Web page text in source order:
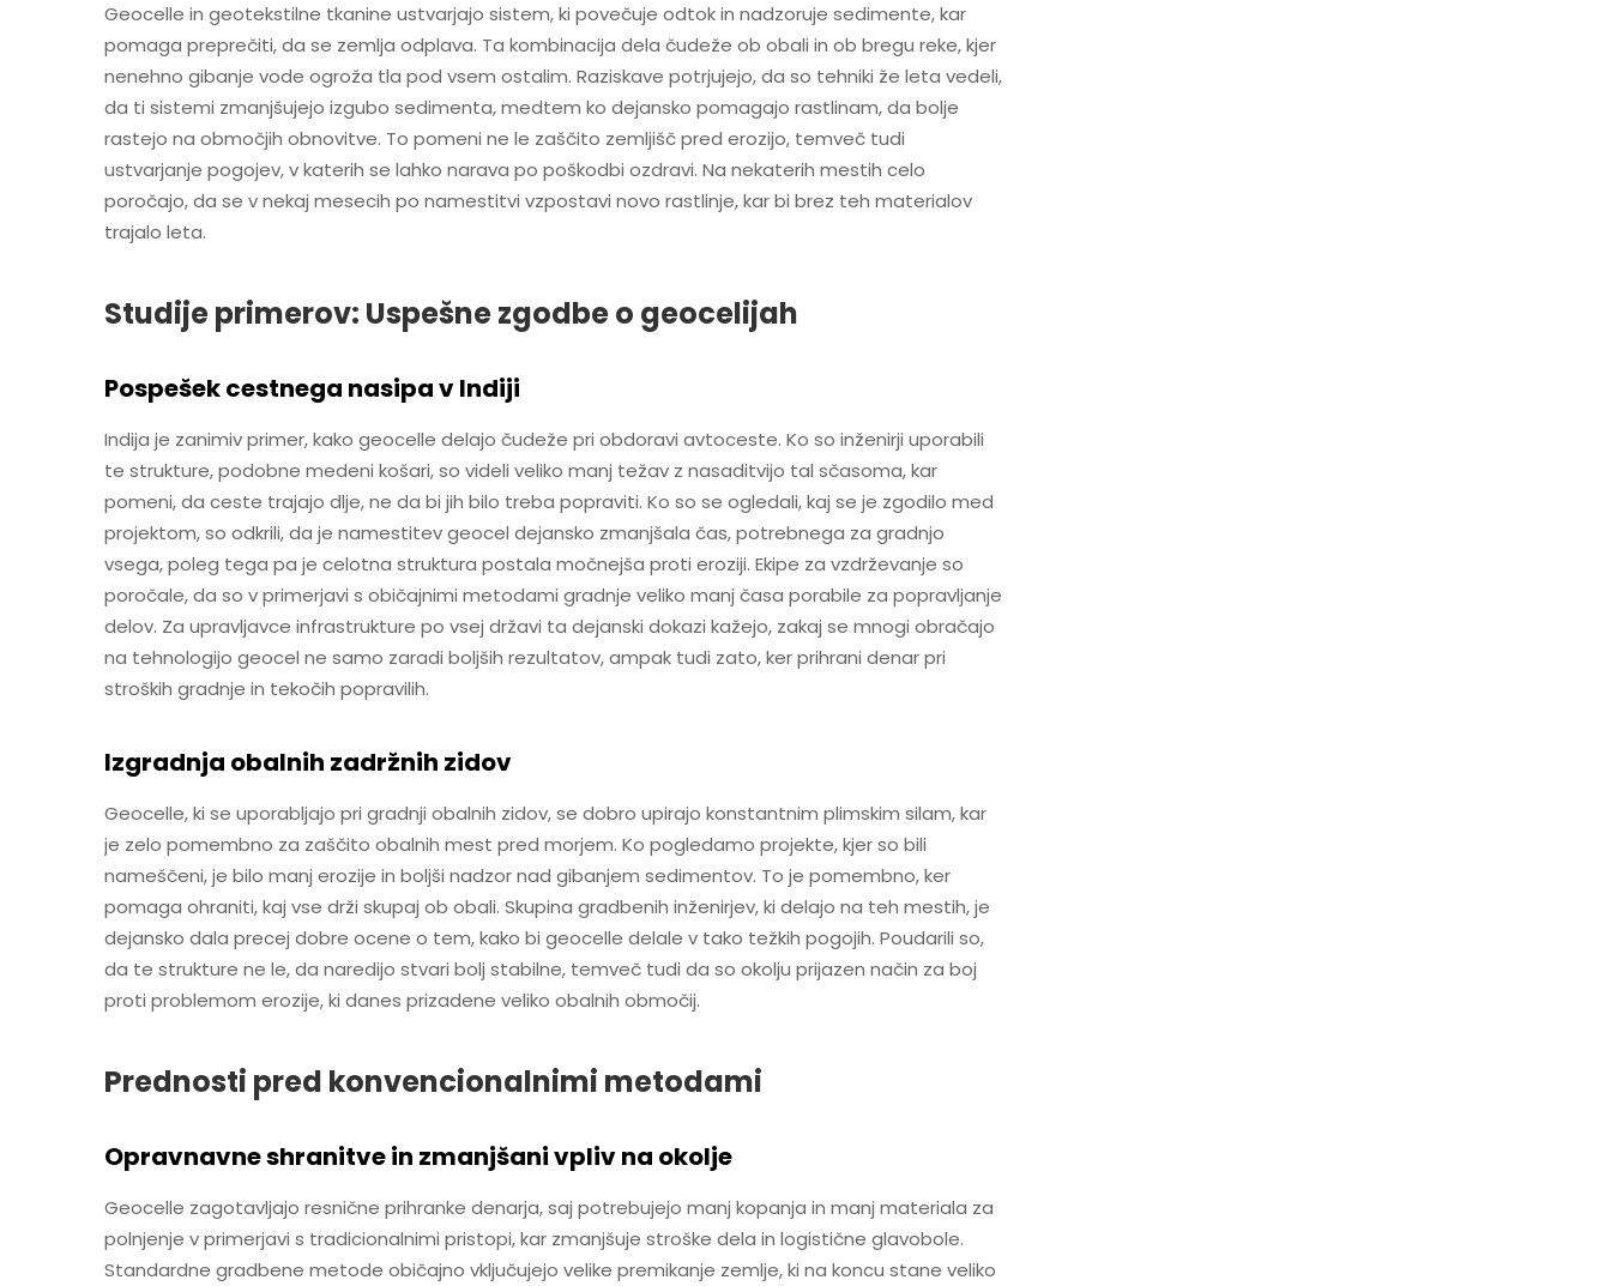
Geocelle in geotekstilne tkanine ustvarjajo sistem, ki povečuje odtok in nadzoruje sedimente, kar
pomaga preprečiti, da se zemlja odplava. Ta kombinacija dela čudeže ob obali in ob bregu reke, kjer
nenehno gibanje vode ogroža tla pod vsem ostalim. Raziskave potrjujejo, da so tehniki že leta vedeli,
da ti sistemi zmanjšujejo izgubo sedimenta, medtem ko dejansko pomagajo rastlinam, da bolje
rastejo na območjih obnovitve. To pomeni ne le zaščito zemljišč pred erozijo, temveč tudi
ustvarjanje pogojev, v katerih se lahko narava po poškodbi ozdravi. Na nekaterih mestih celo
poročajo, da se v nekaj mesecih po namestitvi vzpostavi novo rastlinje, kar bi brez teh materialov
trajalo leta.
Studije primerov: Uspešne zgodbe o geocelijah
Pospešek cestnega nasipa v Indiji
Indija je zanimiv primer, kako geocelle delajo čudeže pri obdoravi avtoceste. Ko so inženirji uporabili
te strukture, podobne medeni košari, so videli veliko manj težav z nasaditvijo tal sčasoma, kar
pomeni, da ceste trajajo dlje, ne da bi jih bilo treba popraviti. Ko so se ogledali, kaj se je zgodilo med
projektom, so odkrili, da je namestitev geocel dejansko zmanjšala čas, potrebnega za gradnjo
vsega, poleg tega pa je celotna struktura postala močnejša proti eroziji. Ekipe za vzdrževanje so
poročale, da so v primerjavi s običajnimi metodami gradnje veliko manj časa porabile za popravljanje
delov. Za upravljavce infrastrukture po vsej državi ta dejanski dokazi kažejo, zakaj se mnogi obračajo
na tehnologijo geocel ne samo zaradi boljših rezultatov, ampak tudi zato, ker prihrani denar pri
stroških gradnje in tekočih popravilih.
Izgradnja obalnih zadržnih zidov
Geocelle, ki se uporabljajo pri gradnji obalnih zidov, se dobro upirajo konstantnim plimskim silam, kar
je zelo pomembno za zaščito obalnih mest pred morjem. Ko pogledamo projekte, kjer so bili
nameščeni, je bilo manj erozije in boljši nadzor nad gibanjem sedimentov. To je pomembno, ker
pomaga ohraniti, kaj vse drži skupaj ob obali. Skupina gradbenih inženirjev, ki delajo na teh mestih, je
dejansko dala precej dobre ocene o tem, kako bi geocelle delale v tako težkih pogojih. Poudarili so,
da te strukture ne le, da naredijo stvari bolj stabilne, temveč tudi da so okolju prijazen način za boj
proti problemom erozije, ki danes prizadene veliko obalnih območij.
Prednosti pred konvencionalnimi metodami
Opravnavne shranitve in zmanjšani vpliv na okolje
Geocelle zagotavljajo resnične prihranke denarja, saj potrebujejo manj kopanja in manj materiala za
polnjenje v primerjavi s tradicionalnimi pristopi, kar zmanjšuje stroške dela in logistične glavobole.
Standardne gradbene metode običajno vključujejo velike premikanje zemlje, ki na koncu stane veliko